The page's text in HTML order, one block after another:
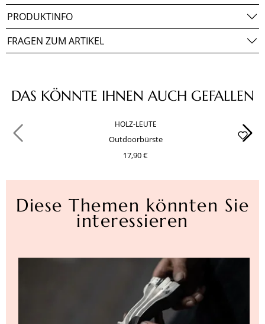
PRODUKTINFO
FRAGEN ZUM ARTIKEL
Produktgalerie überspringen
DAS KÖNNTE IHNEN AUCH GEFALLEN
HOLZ-LEUTE
Outdoorbürste
17,90 €
Diese Themen könnten Sie
interessieren